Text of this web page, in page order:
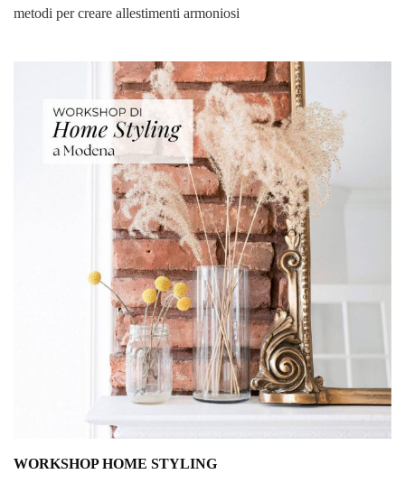
metodi per creare allestimenti armoniosi
WORKSHOP HOME STYLING